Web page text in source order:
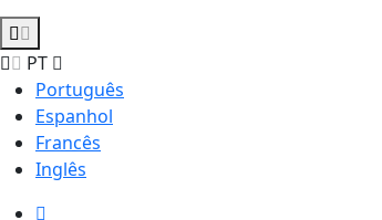
PT
Português
Espanhol
Francês
Inglês